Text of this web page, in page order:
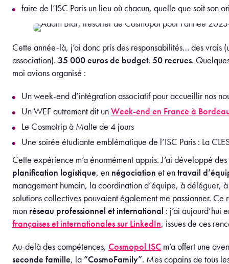
faire de l’ISC Paris un lieu où chacun, quelle que soit son
Cette année-là, j’ai donc pris des responsabilités… des vrais
association). 35 000 euros de budget. 50 recrues.
moi avions organisé :
Un week-end d’intégration associatif pour accueillir nos
Un WEF autrement dit unWeek-end en France à
Le Cosmotrip à Malte de 4 jours
Une soirée étudiante emblématique de l’ISC Paris : La
Cette expérience m’a énormément appris. J’ai développé
planification logistique, en négociation et entravail
management humain, la coordination d’équipe, à déléguer,
solutions collectives pouvaient également me passionner. Ce
mon réseau professionnel et international : j’ai
françaises et internationales sur LinkedIn, issues de ces
Au-delà des compétences, Cosmopol ISC m’a offert une
seconde famille, la “CosmoFamily”. Mes copains de tous